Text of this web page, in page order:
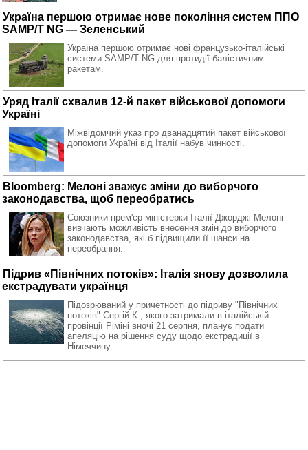
Україна першою отримає нове покоління систем ППО
SAMP/T NG — Зеленський
Україна першою отримає нові французько-італійські
системи SAMP/T NG для протидії балістичним
ракетам.
Уряд Італії схвалив 12-й пакет військової допомоги
Україні
Міжвідомчий указ про дванадцятий пакет військової
допомоги Україні від Італії набув чинності.
Bloomberg: Мелоні зважує зміни до виборчого
законодавства, щоб переобратись
Союзники прем'єр-міністерки Італії Джорджі Мелоні
вивчають можливість внесення змін до виборчого
законодавства, які б підвищили її шанси на
переобрання.
Підрив «Північних потоків»: Італія знову дозволила
екстрадувати українця
Підозрюваний у причетності до підриву "Північних
потоків" Сергій К., якого затримали в італійській
провінції Ріміні вночі 21 серпня, планує подати
апеляцію на рішення суду щодо екстрадиції в
Німеччину.